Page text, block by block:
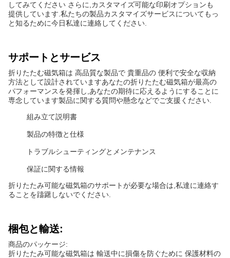
してみてください さらに,カスタマイズ可能な印刷オプションも
提供しています.私たちの製品カスタマイズサービスについてもっ
と知るために今日私達に連絡してください.
サポートとサービス
折りたたむ磁気箱は 高品質な製品で 貴重品の 便利で安全な収納
方法として設計されていますあなたの折りたたむ磁気箱が最高の
パフォーマンスを発揮し,あなたの期待に応えるようにすることに
専念しています製品に関する質問や懸念などでご支援ください.
組み立て説明書
製品の特徴と仕様
トラブルシューティングとメンテナンス
保証に関する情報
折りたたみ可能な磁気箱のサポートが必要な場合は,私達に連絡す
ることを躊躇しないでください.
梱包と輸送:
商品のパッケージ:
折りたたみ可能な磁気箱は 輸送中に損傷を防ぐために 保護材料の